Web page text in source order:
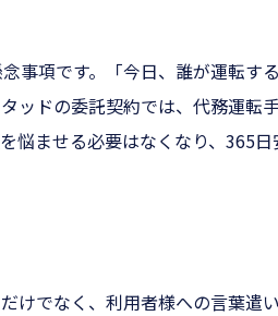
事項です。「今日、誰が運転す
ドの委託契約では、代務運転
悩ませる必要はなくなり、365
けでなく、利用者様への言葉遣